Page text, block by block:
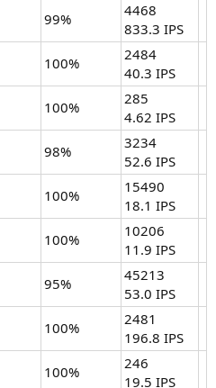
99%
4468
833.3 IPS
100%
2484
40.3 IPS
100%
285
4.62 IPS
98%
3234
52.6 IPS
100%
15490
18.1 IPS
100%
10206
11.9 IPS
95%
45213
53.0 IPS
100%
2481
196.8 IPS
100%
246
19.5 IPS